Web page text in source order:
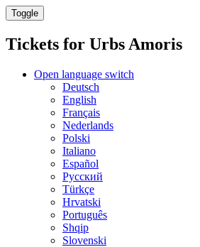
Toggle
Tickets for Urbs Amoris
Open language switch
Deutsch
English
Français
Nederlands
Polski
Italiano
Español
Русский
Türkçe
Hrvatski
Português
Shqip
Slovenski